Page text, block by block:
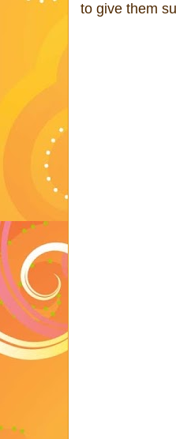
to give them